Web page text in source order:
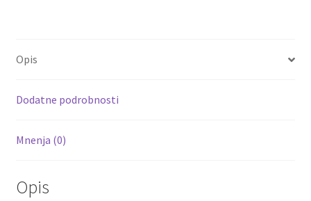
količina
k
Opis
Dodatne podrobnosti
Mnenja (0)
Opis